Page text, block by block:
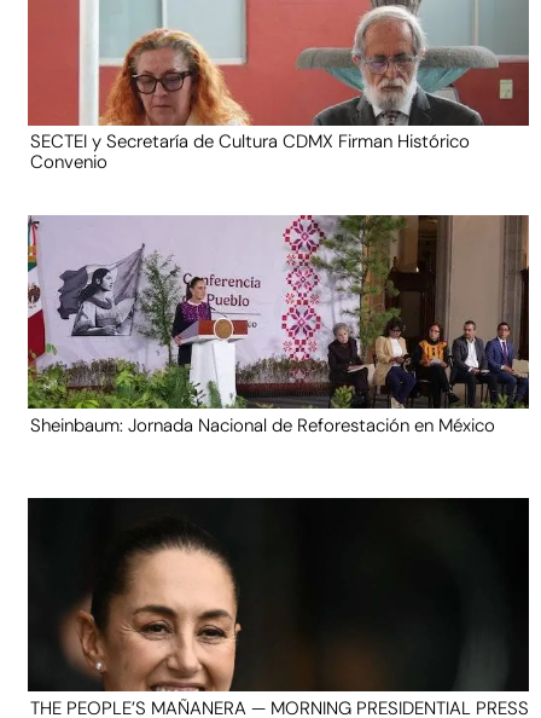
SECTEI y Secretaría de Cultura CDMX Firman Histórico
Convenio
Sheinbaum: Jornada Nacional de Reforestación en México
THE PEOPLE’S MAÑANERA — MORNING PRESIDENTIAL PRESS